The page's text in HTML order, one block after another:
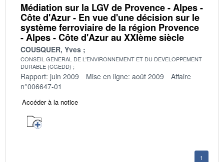
Médiation sur la LGV de Provence - Alpes -
Côte d'Azur - En vue d'une décision sur le
système ferroviaire de la région Provence
- Alpes - Côte d'Azur au XXIème siècle
COUSQUER, Yves
CONSEIL GENERAL DE L'ENVIRONNEMENT ET DU DEVELOPPEMENT
DURABLE (CGEDD)
Rapport: juin 2009 Mise en ligne: août 2009
Affaire
n°006647-01
Accéder à la notice
1